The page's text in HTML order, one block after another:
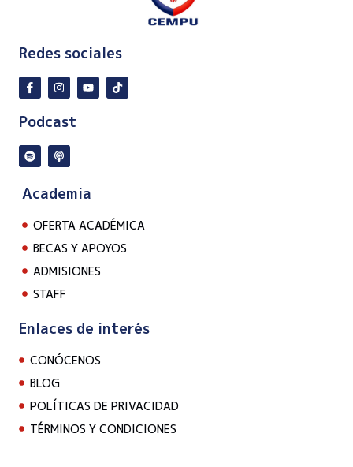
Redes sociales
Podcast
Academia
OFERTA ACADÉMICA
BECAS Y APOYOS
ADMISIONES
STAFF
Enlaces de interés
CONÓCENOS
BLOG
POLÍTICAS DE PRIVACIDAD
TÉRMINOS Y CONDICIONES